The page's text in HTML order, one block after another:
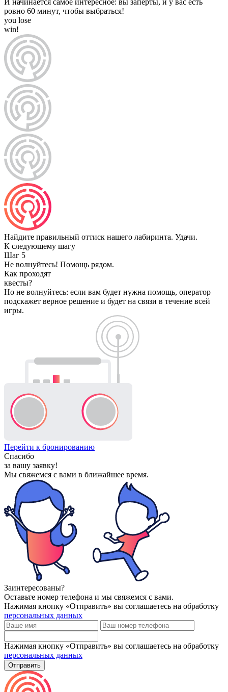
И начинается самое интересное: вы заперты, и у вас есть
ровно 60 минут, чтобы выбраться!
you lose
win!
Найдите правильный оттиск нашего лабиринта. Удачи.
К следующему шагу
Шаг 5
Не волнуйтесь! Помощь рядом.
Как проходят
квесты?
Но не волнуйтесь: если вам будет нужна помощь, оператор
подскажет верное решение и будет на связи в течение всей
игры.
Перейти к бронированию
Спасибо
за вашу заявку!
Мы свяжемся с вами в ближайшее время.
Заинтересованы?
Оставьте номер телефона и мы свяжемся с вами.
Нажимая кнопку «Отправить» вы соглашаетесь на обработку
персональных данных
Нажимая кнопку «Отправить» вы соглашаетесь на обработку
персональных данных
Отправить